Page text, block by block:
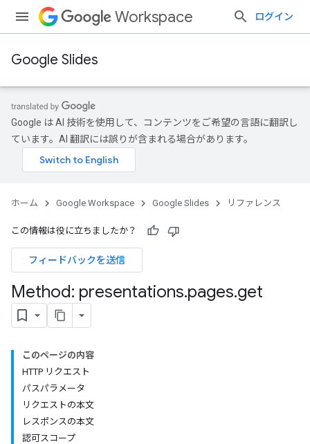
Workspace ログイン
Google Slides
Google は AI 技術を使用して、コンテンツをご希望の言語に翻訳し
ています。AI 翻訳には誤りが含まれる場合があります。
ホーム Google Workspace Google Slides リファレンス
この情報は役に立ちましたか？
フィードバックを送信
Method: presentations.pages.get
このページの内容
HTTP リクエスト
パスパラメータ
リクエストの本文
レスポンスの本文
認可スコープ